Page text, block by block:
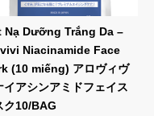
Nạ Dưỡng Trắng Da –
Niacinamide Face
(10 miếng) アロヴィヴ
イアシンアミドフェイス
ク10/BAG